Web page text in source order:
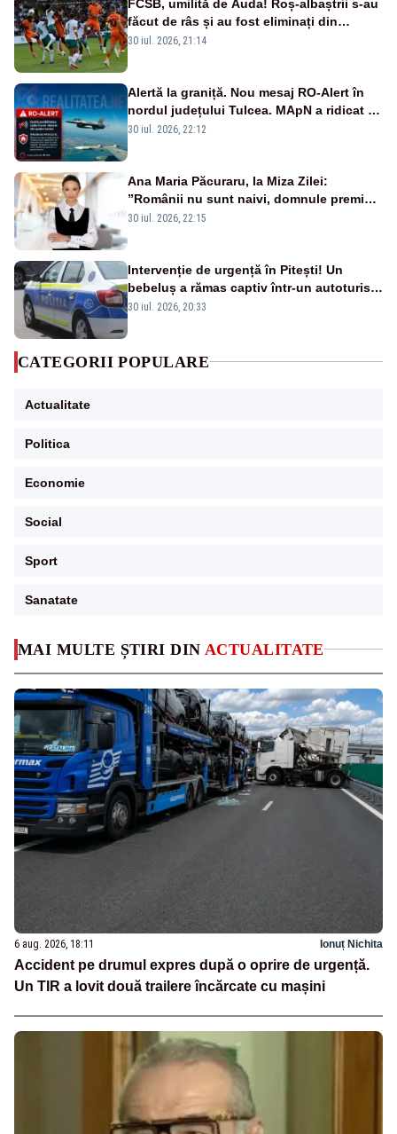
MAI MULTE ȘTIRI DIN ACTUALITATE
6 aug. 2026, 18:11 Ionuț Nichita
Accident pe drumul expres după o oprire de urgență.
Un TIR a lovit două trailere încărcate cu mașini
FCSB, umilită de Auda! Roș-albaștrii s-au
făcut de râs și au fost eliminați din
Conference League
30 iul. 2026, 21:14
Alertă la graniță. Nou mesaj RO-Alert în
nordul județului Tulcea. MApN a ridicat de
la sol două avioane F-16
30 iul. 2026, 22:12
Ana Maria Păcuraru, la Miza Zilei:
”Românii nu sunt naivi, domnule premier
Bolojan”
30 iul. 2026, 22:15
Intervenție de urgență în Pitești! Un
bebeluș a rămas captiv într-un autoturism
din cauza unei defecțiuni
30 iul. 2026, 20:33
CATEGORII POPULARE
Actualitate
Politica
Economie
Social
Sport
Sanatate